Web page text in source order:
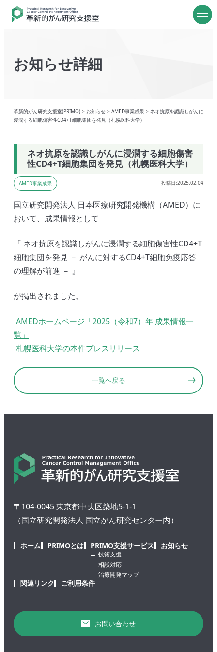
お知らせ詳細
革新的がん研究支援室(PRIMO) > お知らせ > AMED事業成果 > ネオ抗原を認識しがんに
浸潤する細胞傷害性CD4+T細胞集団を発見（札幌医科大学）
ネオ抗原を認識しがんに浸潤する細胞傷害
性CD4+T細胞集団を発見（札幌医科大学）
AMED事業成果 投稿日:2025.02.04
国立研究開発法人 日本医療研究開発機構（AMED）に
おいて、成果情報として
『 ネオ抗原を認識しがんに浸潤する細胞傷害性CD4+T
細胞集団を発見 － がんに対するCD4+T細胞免疫応答
の理解が前進 － 』
が掲出されました。
AMEDホームページ「2025（令和7）年 成果情報一
覧」
札幌医科大学の本件プレスリリース
一覧へ戻る
〒104-0045 東京都中央区築地5-1-1
（国立研究開発法人 国立がん研究センター内）
ホーム PRIMOとは PRIMO支援サービス
技術支援
相談対応
治療開発マップ
お知らせ
関連リンク ご利用条件
お問い合わせ